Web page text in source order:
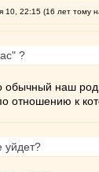
10, 22:15 (16 лет тому
?
наш
отношению к
уйдет?